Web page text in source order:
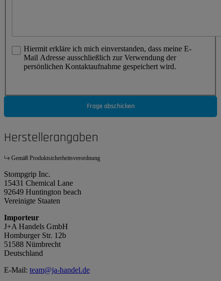
Hiermit erkläre ich mich einverstanden, dass meine E-
Mail Adresse ausschließlich zur Verwendung der
persönlichen Kontaktaufnahme gespeichert wird.
Frage abschicken
Herstellerangaben
Gemäß Produktsicherheitsverordnung
Stompgrip Inc.
15431 Chemical Lane
92649 Huntington beach
Vereinigte Staaten
Importeur
J+A Handels GmbH
Homburger Str. 12b
51588 Nümbrecht
Deutschland
E-Mail: team@ja-handel.de